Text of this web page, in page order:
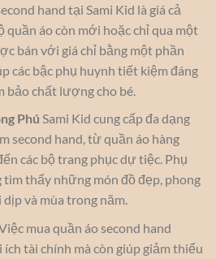
hand tại Sami Kid là giá cả
quần áo còn mới hoặc chỉ qua một
bán với giá chỉ bằng một phần
các bậc phụ huynh tiết kiệm đáng
bảo chất lượng cho bé.
Phú Sami Kid cung cấp đa dạng
second hand, từ quần áo hàng
các bộ trang phục dự tiệc. Phụ
tìm thấy những món đồ đẹp, phong
và mùa trong năm.
mua quần áo second hand
tài chính mà còn giúp giảm thiểu